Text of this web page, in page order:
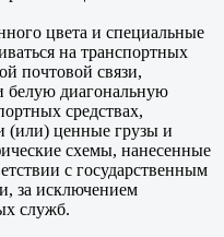
цвета и специальные
на транспортных
почтовой связи,
белую диагональную
средствах,
(или) ценные грузы и
схемы, нанесенные
с государственным
за исключением
служб.